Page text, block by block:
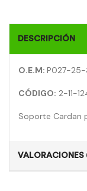
DESCRIPCIÓN
O.E.M: P027-25-
CÓDIGO: 2-11-
Soporte Cardan
VALORACIONES